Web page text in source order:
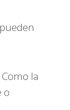
Como la
o